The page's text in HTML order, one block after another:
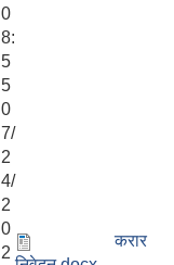
0
8:
5
5
0
7/
2
4/
2
0
2
करार